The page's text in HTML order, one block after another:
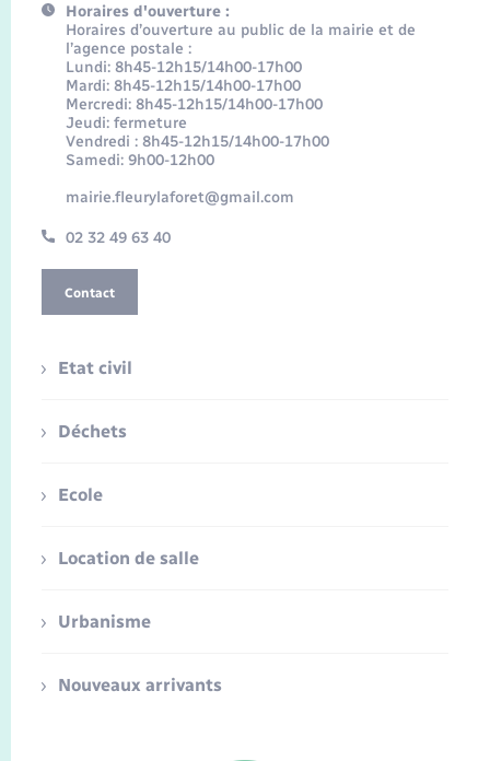
Horaires d'ouverture :
Horaires d’ouverture au public de la mairie et de
l’agence postale :
Lundi: 8h45-12h15/14h00-17h00
Mardi: 8h45-12h15/14h00-17h00
Mercredi: 8h45-12h15/14h00-17h00
Jeudi: fermeture
Vendredi : 8h45-12h15/14h00-17h00
Samedi: 9h00-12h00
mairie.fleurylaforet@gmail.com
02 32 49 63 40
Contact
Etat civil
Déchets
Ecole
Location de salle
Urbanisme
Nouveaux arrivants